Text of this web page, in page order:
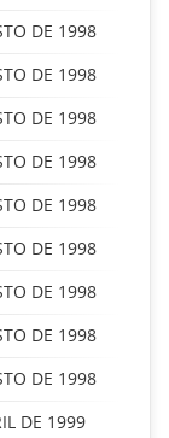
DE 1998
DE 1998
DE 1998
DE 1998
DE 1998
DE 1998
DE 1998
DE 1998
DE 1998
DE 1999